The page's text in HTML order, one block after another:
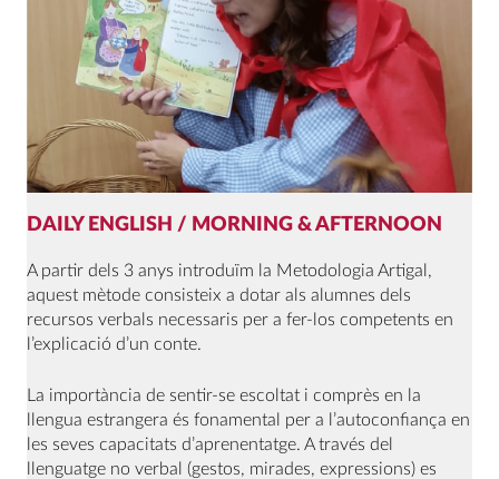
DAILY ENGLISH / MORNING & AFTERNOON
A partir dels 3 anys introduïm la Metodologia Artigal,
aquest mètode consisteix a dotar als alumnes dels
recursos verbals necessaris per a fer-los competents en
l’explicació d’un conte.
La importància de sentir-se escoltat i comprès en la
llengua estrangera és fonamental per a l’autoconfiança en
les seves capacitats d’aprenentatge. A través del
llenguatge no verbal (gestos, mirades, expressions) es